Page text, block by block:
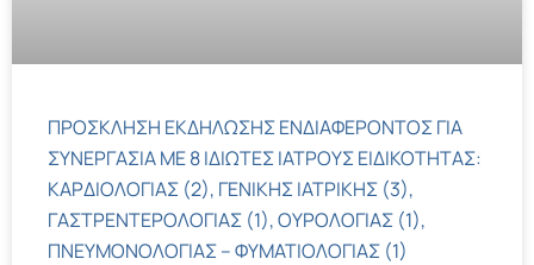
ΠΡΟΣΚΛΗΣΗ ΕΚΔΗΛΩΣΗΣ ΕΝΔΙΑΦΕΡΟΝΤΟΣ ΓΙΑ
ΣΥΝΕΡΓΑΣΙΑ ΜΕ 8 ΙΔΙΩΤΕΣ ΙΑΤΡΟΥΣ ΕΙΔΙΚΟΤΗΤΑΣ:
ΚΑΡΔΙΟΛΟΓΙΑΣ (2), ΓΕΝΙΚΗΣ ΙΑΤΡΙΚΗΣ (3),
ΓΑΣΤΡΕΝΤΕΡΟΛΟΓΙΑΣ (1), ΟΥΡΟΛΟΓΙΑΣ (1),
ΠΝΕΥΜΟΝΟΛΟΓΙΑΣ – ΦΥΜΑΤΙΟΛΟΓΙΑΣ (1)